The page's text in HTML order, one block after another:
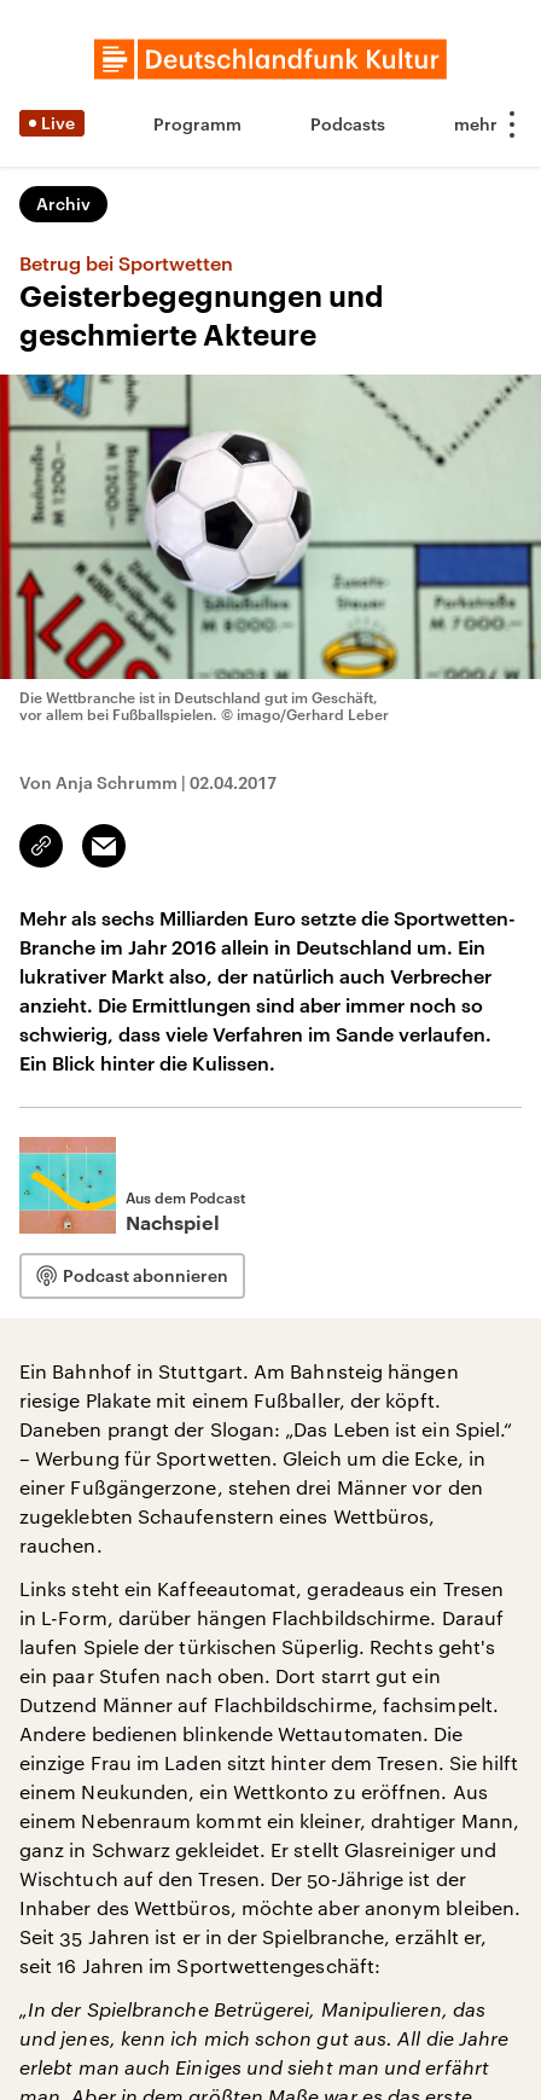
Live Programm Podcasts
Archiv
Betrug bei Sportwetten
Geisterbegegnungen und
geschmierte Akteure
Die Wettbranche ist in Deutschland gut im Geschäft,
vor allem bei Fußballspielen. © imago/Gerhard Leber
Von Anja Schrumm | 02.04.2017
Link
kopieren/teilen
Email
Mehr als sechs Milliarden Euro setzte die Sportwetten-
Branche im Jahr 2016 allein in Deutschland um. Ein
lukrativer Markt also, der natürlich auch Verbrecher
anzieht. Die Ermittlungen sind aber immer noch so
schwierig, dass viele Verfahren im Sande verlaufen.
Ein Blick hinter die Kulissen.
Aus dem Podcast
Nachspiel
Podcast abonnieren
Ein Bahnhof in Stuttgart. Am Bahnsteig hängen
riesige Plakate mit einem Fußballer, der köpft.
Daneben prangt der Slogan: „Das Leben ist ein Spiel.“
– Werbung für Sportwetten. Gleich um die Ecke, in
einer Fußgängerzone, stehen drei Männer vor den
zugeklebten Schaufenstern eines Wettbüros,
rauchen.
Links steht ein Kaffeeautomat, geradeaus ein Tresen
in L-Form, darüber hängen Flachbildschirme. Darauf
laufen Spiele der türkischen Süperlig. Rechts geht's
ein paar Stufen nach oben. Dort starrt gut ein
Dutzend Männer auf Flachbildschirme, fachsimpelt.
Andere bedienen blinkende Wettautomaten. Die
einzige Frau im Laden sitzt hinter dem Tresen. Sie hilft
einem Neukunden, ein Wettkonto zu eröffnen. Aus
einem Nebenraum kommt ein kleiner, drahtiger Mann,
ganz in Schwarz gekleidet. Er stellt Glasreiniger und
Wischtuch auf den Tresen. Der 50-Jährige ist der
Inhaber des Wettbüros, möchte aber anonym bleiben.
Seit 35 Jahren ist er in der Spielbranche, erzählt er,
seit 16 Jahren im Sportwettengeschäft:
„In der Spielbranche Betrügerei, Manipulieren, das
und jenes, kenn ich mich schon gut aus. All die Jahre
erlebt man auch Einiges und sieht man und erfährt